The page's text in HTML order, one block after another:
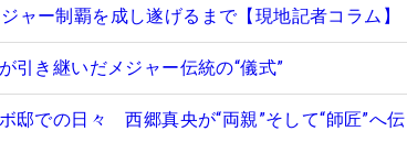
ャー制覇を成し遂げるまで【現地記者コラム】
き継いだメジャー伝統の“儀式”
邸での日々 西郷真央が“両親”そして“師匠”へ